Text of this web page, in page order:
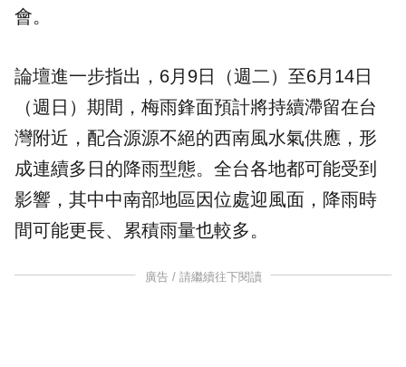
會。
論壇進一步指出，6月9日（週二）至6月14日
（週日）期間，梅雨鋒面預計將持續滯留在台
灣附近，配合源源不絕的西南風水氣供應，形
成連續多日的降雨型態。全台各地都可能受到
影響，其中中南部地區因位處迎風面，降雨時
間可能更長、累積雨量也較多。
廣告 / 請繼續往下閱讀